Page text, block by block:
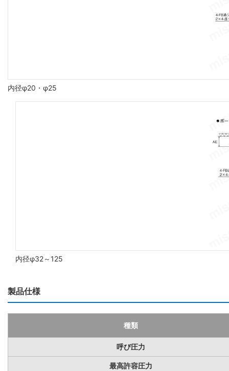
内径φ20・φ25
内径φ32～125
製品仕様
種類
呼び圧力
最高許容圧力